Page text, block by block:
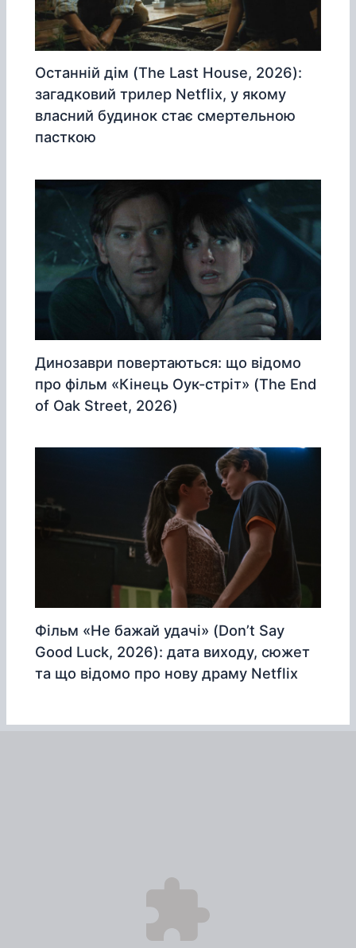
Останній дім (The Last House, 2026):
загадковий трилер Netflix, у якому
власний будинок стає смертельною
пасткою
Динозаври повертаються: що відомо
про фільм «Кінець Оук-стріт» (The End
of Oak Street, 2026)
Фільм «Не бажай удачі» (Don’t Say
Good Luck, 2026): дата виходу, сюжет
та що відомо про нову драму Netflix